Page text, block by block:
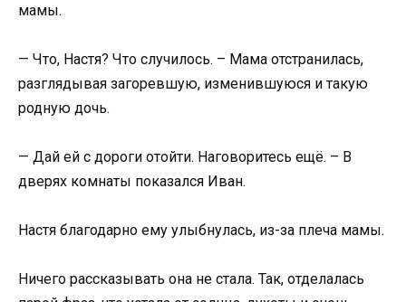
мамы.
— Что, Настя? Что случилось. – Мама отстранилась,
разглядывая загоревшую, изменившуюся и такую
родную дочь.
— Дай ей с дороги отойти. Наговоритесь ещё. – В
дверях комнаты показался Иван.
Настя благодарно ему улыбнулась, из-за плеча мамы.
Ничего рассказывать она не стала. Так, отделалась